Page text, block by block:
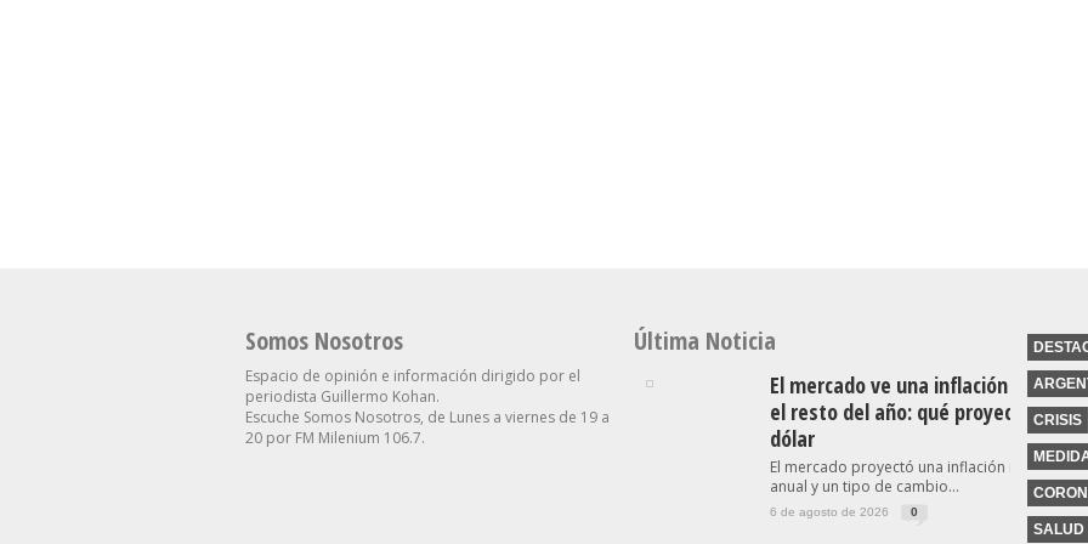
Somos Nosotros
Espacio de opinión e información dirigido por el
periodista Guillermo Kohan.
Escuche Somos Nosotros, de Lunes a viernes de 19 a
20 por FM Milenium 106.7.
Última Noticia
El mercado ve una inflación a la baja
el resto del año: qué proyecta para el
dólar
El mercado proyectó una inflación menor al
anual y un tipo de cambio...
6 de agosto de 2026 0
CRISIS
SALUD